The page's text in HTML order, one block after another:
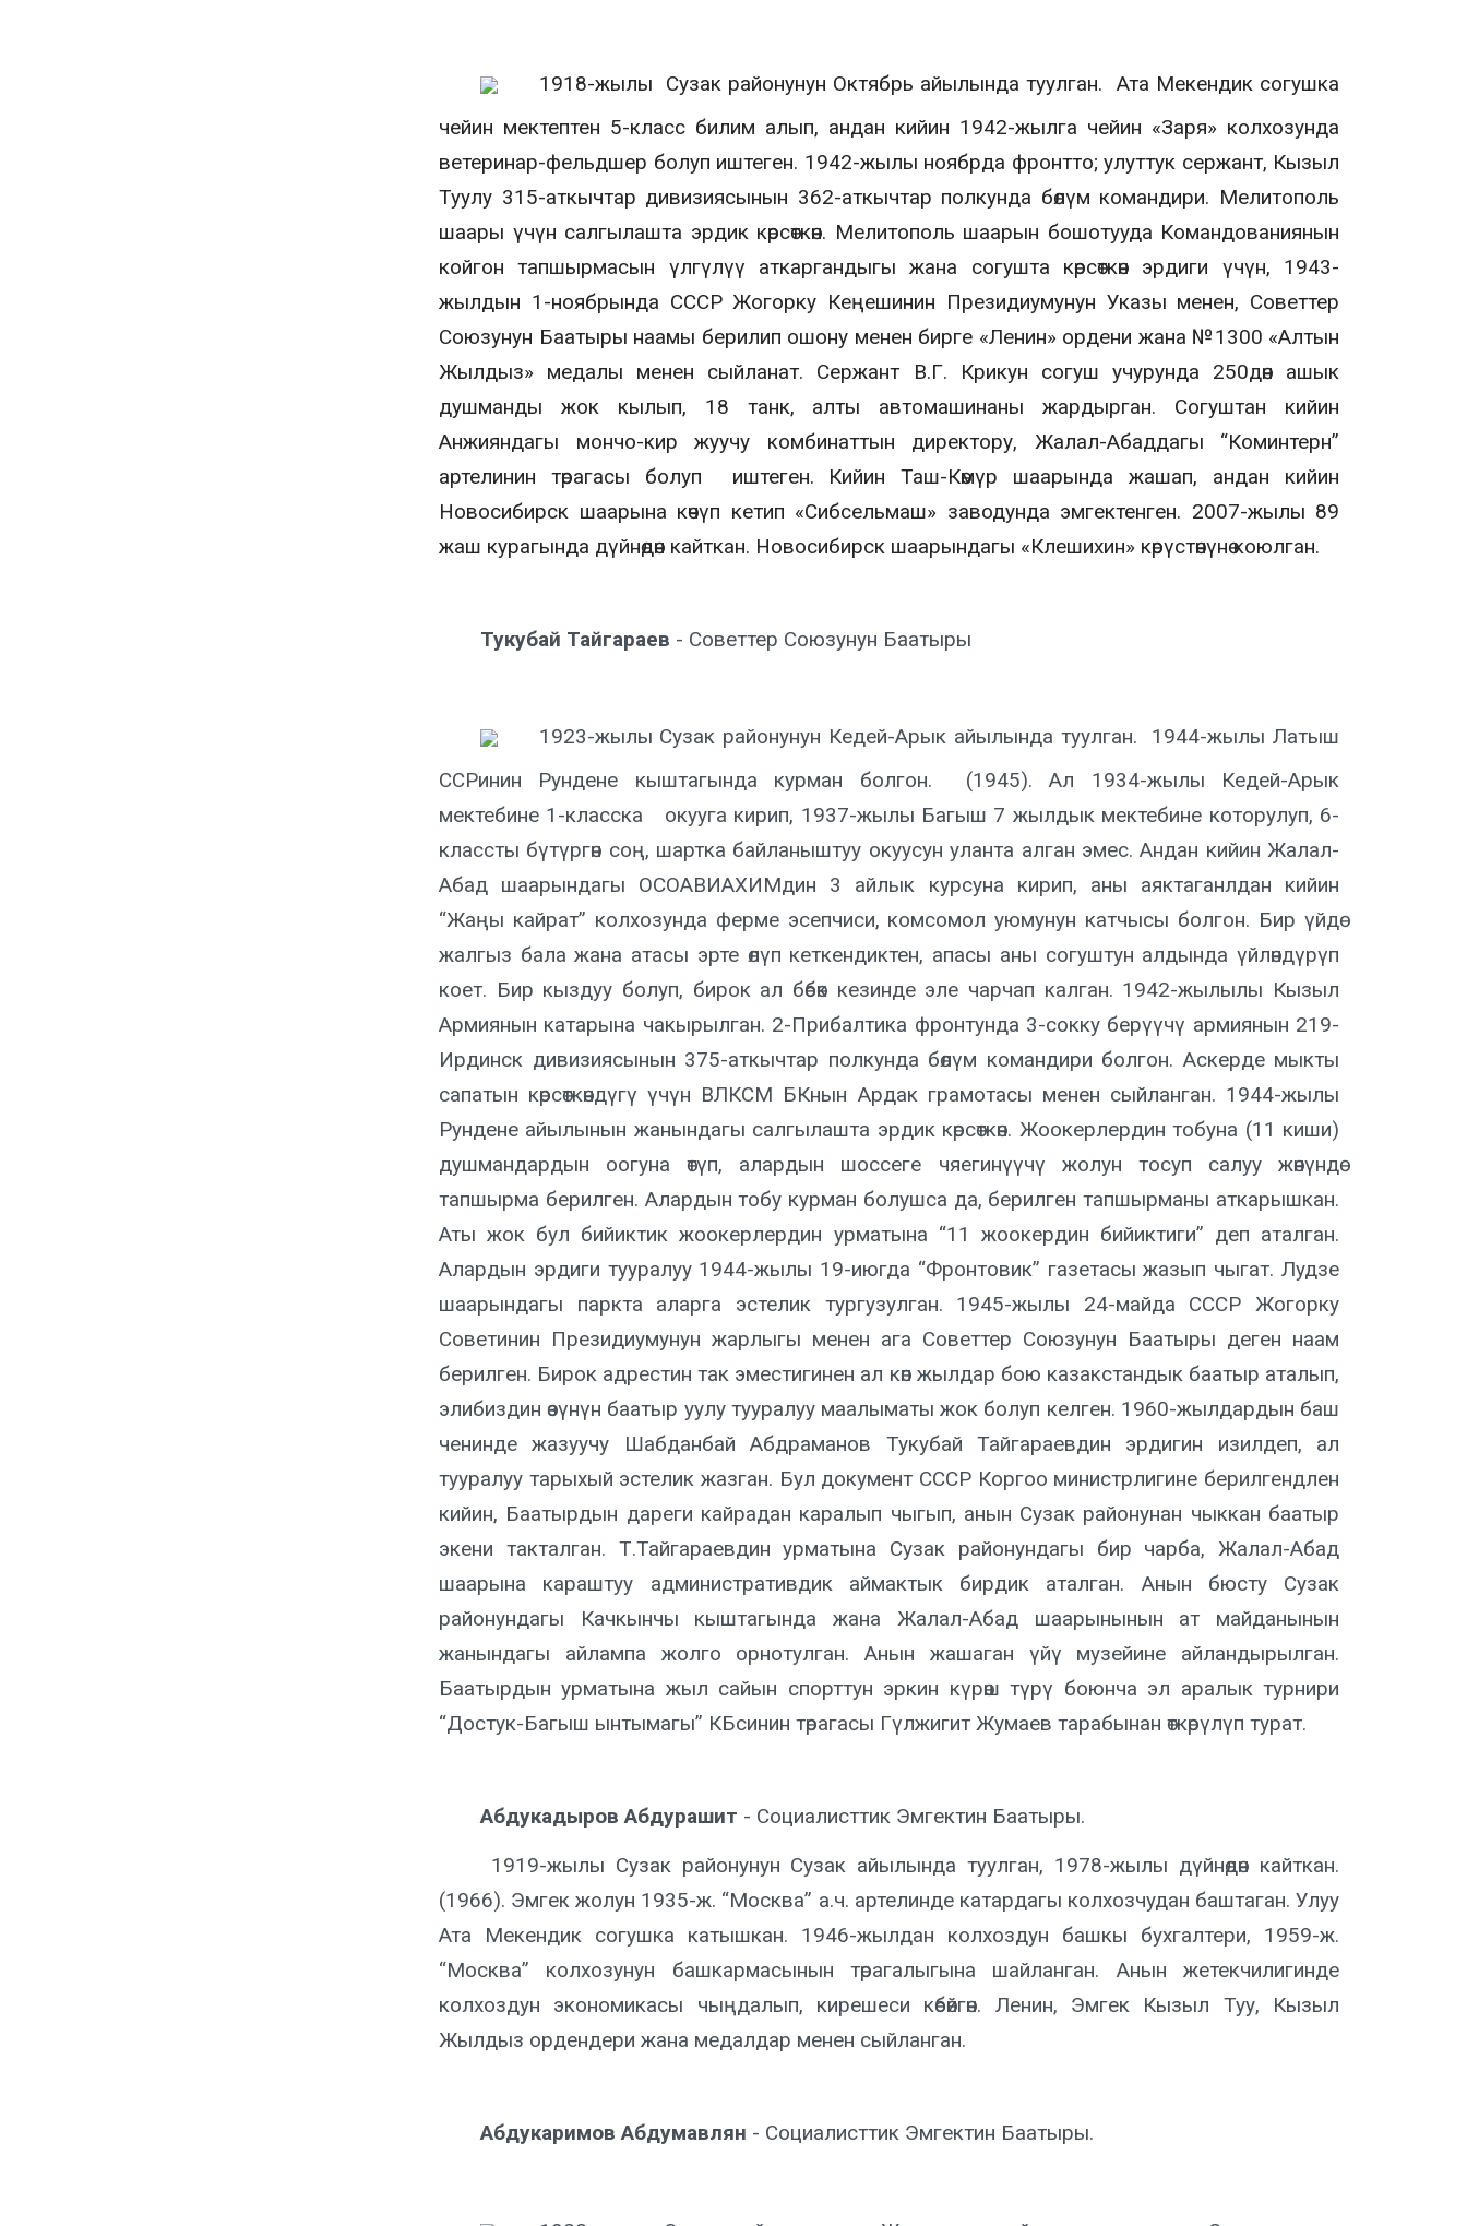
1918-жылы Сузак районунун Октябрь айылында туулган. Ата Мекендик согушка
чейин мектептен 5-класс билим алып, андан кийин 1942-жылга чейин «Заря» колхозунда
ветеринар-фельдшер болуп иштеген. 1942-жылы ноябрда фронтто; улуттук сержант, Кызыл
Туулу 315-аткычтар дивизиясынын 362-аткычтар полкунда бөлүм командири. Мелитополь
шаары үчүн салгылашта эрдик көрсөткөн. Мелитополь шаарын бошотууда Командованиянын
койгон тапшырмасын үлгүлүү аткаргандыгы жана согушта көрсөткөн эрдиги үчүн, 1943-
жылдын 1-ноябрында СССР Жогорку Кеңешинин Президиумунун Указы менен, Советтер
Союзунун Баатыры наамы берилип ошону менен бирге «Ленин» ордени жана №1300 «Алтын
Жылдыз» медалы менен сыйланат. Сержант В.Г. Крикун согуш учурунда 250дөн ашык
душманды жок кылып, 18 танк, алты автомашинаны жардырган. Согуштан кийин
Анжияндагы мончо-кир жуучу комбинаттын директору, Жалал-Абаддагы “Коминтерн”
артелинин төрагасы болуп иштеген. Кийин Таш-Көмүр шаарында жашап, андан кийин
Новосибирск шаарына көчүп кетип «Сибсельмаш» заводунда эмгектенген. 2007-жылы 89
жаш курагында дүйнөдөн кайткан. Новосибирск шаарындагы «Клешихин» көрүстөнүнө коюлган.
Тукубай Тайгараев - Советтер Союзунун Баатыры
1923-жылы Сузак районунун Кедей-Арык айылында туулган. 1944-жылы Латыш
ССРинин Рундене кыштагында курман болгон. (1945). Ал 1934-жылы Кедей-Арык
мектебине 1-класска окууга кирип, 1937-жылы Багыш 7 жылдык мектебине которулуп, 6-
классты бүтүргөн соң, шартка байланыштуу окуусун уланта алган эмес. Андан кийин Жалал-
Абад шаарындагы ОСОАВИАХИМдин 3 айлык курсуна кирип, аны аяктаганлдан кийин
“Жаңы кайрат” колхозунда ферме эсепчиси, комсомол уюмунун катчысы болгон. Бир үйдө
жалгыз бала жана атасы эрте өлүп кеткендиктен, апасы аны согуштун алдында үйлөндүрүп
коет. Бир кыздуу болуп, бирок ал бөбөк кезинде эле чарчап калган. 1942-жылылы Кызыл
Армиянын катарына чакырылган. 2-Прибалтика фронтунда 3-сокку берүүчү армиянын 219-
Ирдинск дивизиясынын 375-аткычтар полкунда бөлүм командири болгон. Аскерде мыкты
сапатын көрсөткөндүгү үчүн ВЛКСМ БКнын Ардак грамотасы менен сыйланган. 1944-жылы
Рундене айылынын жанындагы салгылашта эрдик көрсөткөн. Жоокерлердин тобуна (11 киши)
душмандардын оогуна өтүп, алардын шоссеге чяегинүүчү жолун тосуп салуу жөнүндө
тапшырма берилген. Алардын тобу курман болушса да, берилген тапшырманы аткарышкан.
Аты жок бул бийиктик жоокерлердин урматына “11 жоокердин бийиктиги” деп аталган.
Алардын эрдиги тууралуу 1944-жылы 19-июгда “Фронтовик” газетасы жазып чыгат. Лудзе
шаарындагы паркта аларга эстелик тургузулган. 1945-жылы 24-майда СССР Жогорку
Советинин Президиумунун жарлыгы менен ага Советтер Союзунун Баатыры деген наам
берилген. Бирок адрестин так эместигинен ал көп жылдар бою казакстандык баатыр аталып,
элибиздин өзүнүн баатыр уулу тууралуу маалыматы жок болуп келген. 1960-жылдардын баш
ченинде жазуучу Шабданбай Абдраманов Тукубай Тайгараевдин эрдигин изилдеп, ал
тууралуу тарыхый эстелик жазган. Бул документ СССР Коргоо министрлигине берилгендлен
кийин, Баатырдын дареги кайрадан каралып чыгып, анын Сузак районунан чыккан баатыр
экени такталган. Т.Тайгараевдин урматына Сузак районундагы бир чарба, Жалал-Абад
шаарына караштуу административдик аймактык бирдик аталган. Анын бюсту Сузак
районундагы Качкынчы кыштагында жана Жалал-Абад шаарынынын ат майданынын
жанындагы айлампа жолго орнотулган. Анын жашаган үйү музейине айландырылган.
Баатырдын урматына жыл сайын спорттун эркин күрөш түрү боюнча эл аралык турнири
“Достук-Багыш ынтымагы” КБсинин төрагасы Гүлжигит Жумаев тарабынан өткөрүлүп турат.
Абдукадыров Абдурашит - Социалисттик Эмгектин Баатыры.
1919-жылы Сузак районунун Сузак айылында туулган, 1978-жылы дүйнөдөн кайткан.
(1966). Эмгек жолун 1935-ж. “Москва” а.ч. артелинде катардагы колхозчудан баштаган. Улуу
Ата Мекендик согушка катышкан. 1946-жылдан колхоздун башкы бухгалтери, 1959-ж.
“Москва” колхозунун башкармасынын төрагалыгына шайланган. Анын жетекчилигинде
колхоздун экономикасы чыңдалып, кирешеси көбөйгөн. Ленин, Эмгек Кызыл Туу, Кызыл
Жылдыз ордендери жана медалдар менен сыйланган.
Абдукаримов Абдумавлян - Социалисттик Эмгектин Баатыры.